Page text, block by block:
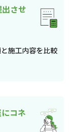
させ
施工内容を比較
コネ